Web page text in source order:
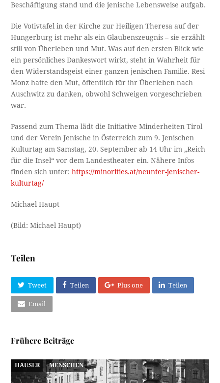
Beschäftigung stand und die jenische Lebensweise aufgab.
Die Votivtafel in der Kirche zur Heiligen Theresa auf der
Hungerburg ist mehr als ein Glaubenszeugnis – sie erzählt
still von Überleben und Mut. Was auf den ersten Blick wie
ein persönliches Dankeswort wirkt, steht in Wahrheit für
den Widerstandsgeist einer ganzen jenischen Familie. Resi
Monz hatte den Mut, öffentlich für ihr Überleben nach
Auschwitz zu danken, obwohl Schweigen vorgeschrieben
war.
Passend zum Thema lädt die Initiative Minderheiten Tirol
und der Verein Jenische in Österreich zum 9. Jenischen
Kulturtag am Samstag, 20. September ab 14 Uhr im „Reich
für die Insel“ vor dem Landestheater ein. Nähere Infos
finden sich unter:https://minorities.at/neunter-jenischer-
kulturtag/
Michael Haupt
(Bild: Michael Haupt)
Teilen
Tweet Teilen Plus one Teilen
Email
Frühere Beiträge
HÄUSER MENSCHEN